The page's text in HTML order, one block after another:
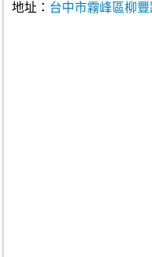
地址： 台中市霧峰區柳